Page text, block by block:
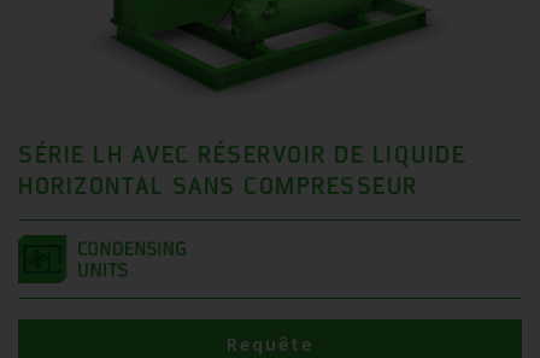
SÉRIE LH AVEC RÉSERVOIR DE LIQUIDE
HORIZONTAL SANS COMPRESSEUR
Requête